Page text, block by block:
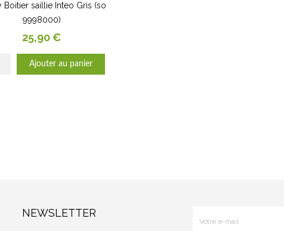
Boitier saillie Inteo Gris (so
9998000)
Prix
25,90 €
Ajouter au panier
NEWSLETTER